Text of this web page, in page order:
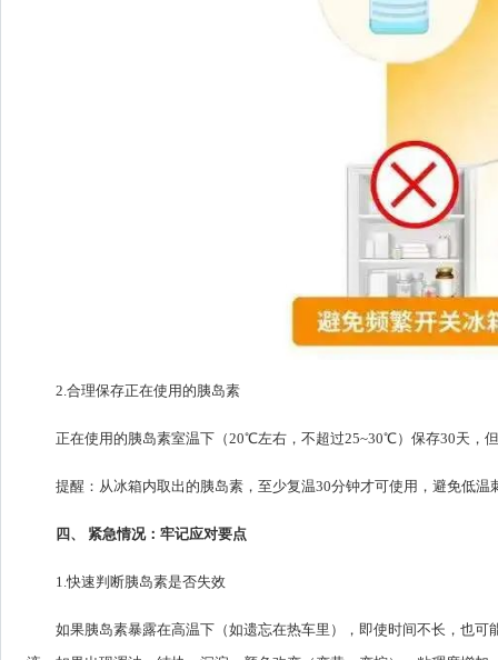
2.合理保存正在使用的胰岛素
正在使用的胰岛素室温下（20℃左右，不超过25~30℃）保存30天，
提醒：从冰箱内取出的胰岛素，至少复温30分钟才可使用，避免低温
四、 紧急情况：牢记应对要点
1.快速判断胰岛素是否失效
如果胰岛素暴露在高温下（如遗忘在热车里），即使时间不长，也